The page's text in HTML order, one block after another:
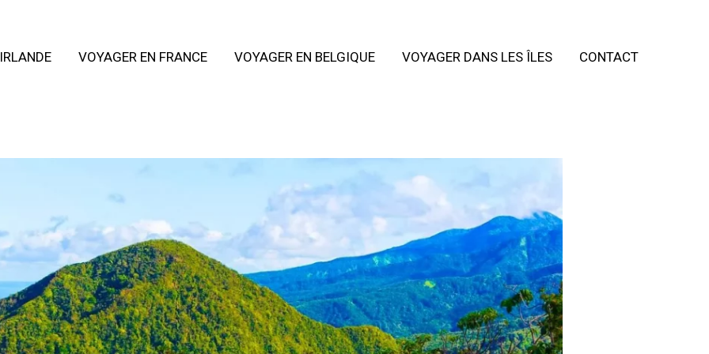
VOYAGER EN FRANCE VOYAGER EN BELGIQUE VOYAGER DANS LES ÎLES CONTACT